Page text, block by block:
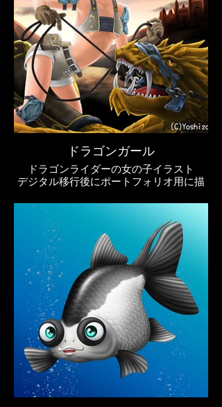
ドラゴンガール
ドラゴンライダーの女の子イラスト
デジタル移行後にポートフォリオ用に描